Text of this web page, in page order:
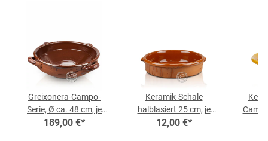
Greixonera-Campo-
Serie, Ø ca. 48 cm, je
Stück
189,00 €*
Keramik-Schale
halblasiert 25 cm, je
Stück
12,00 €*